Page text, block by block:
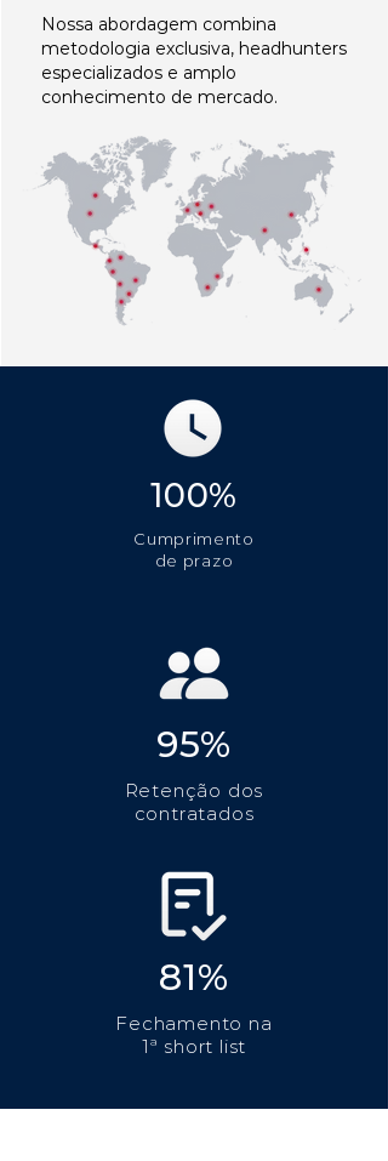
Nossa abordagem combina
metodologia exclusiva, headhunters
especializados e amplo
conhecimento de mercado.
100%
Cumprimento
de prazo
95%
Retenção dos
contratados
81%
Fechamento na
1ª short list